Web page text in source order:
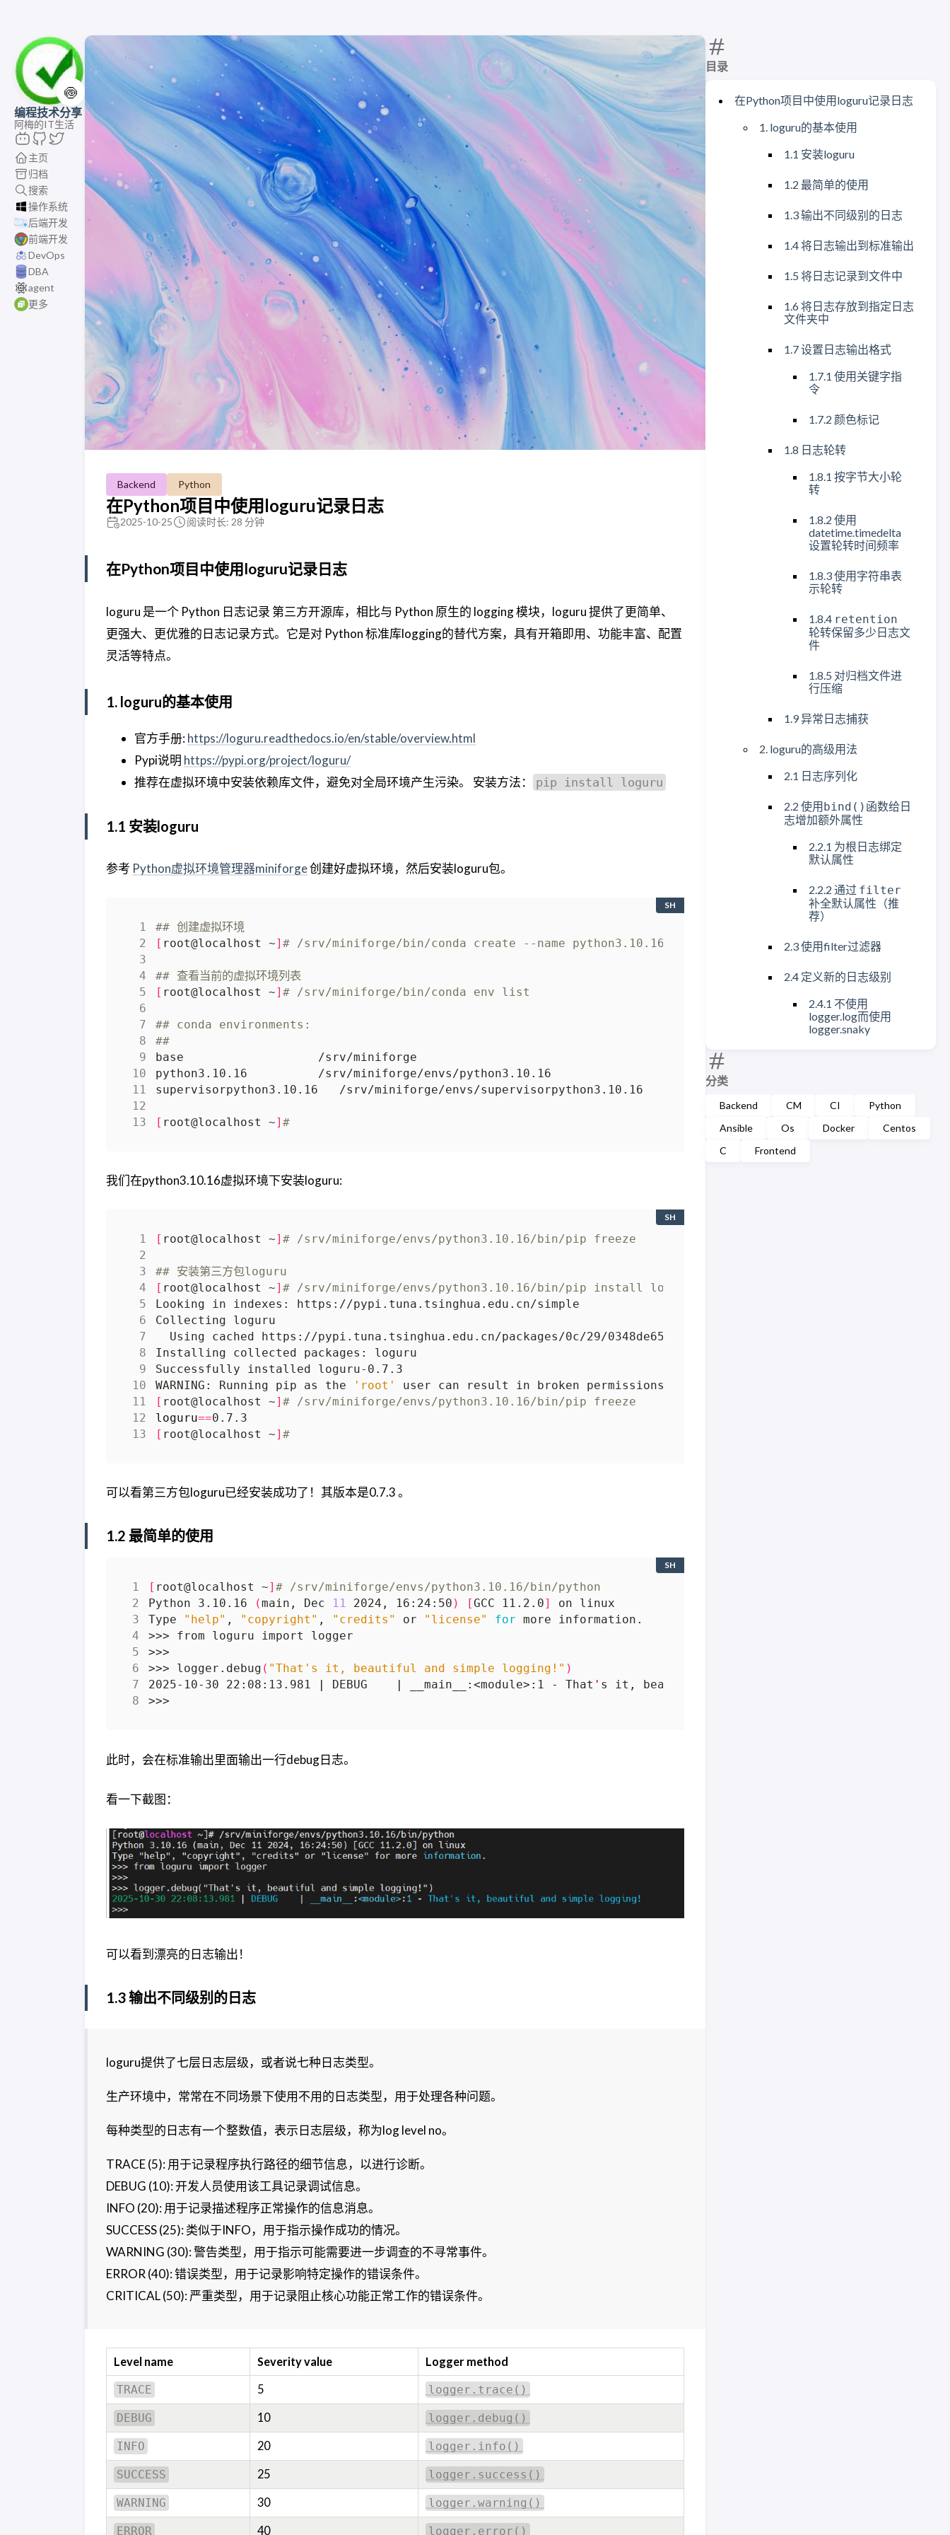
🍥
编程技术分享
阿梅的IT生活
主页
归档
搜索
操作系统
后端开发
前端开发
DevOps
DBA
agent
更多
目录
在Python项目中使用loguru记录日志
1. loguru的基本使用
1.1 安装loguru
1.2 最简单的使用
1.3 输出不同级别的日志
1.4 将日志输出到标准输出
1.5 将日志记录到文件中
1.6 将日志存放到指定日志
文件夹中
1.7 设置日志输出格式
1.7.1 使用关键字指
令
1.7.2 颜色标记
1.8 日志轮转
1.8.1 按字节大小轮
转
1.8.2 使用
datetime.timedelta
设置轮转时间频率
1.8.3 使用字符串表
示轮转
1.8.4 retention
轮转保留多少日志文
件
1.8.5 对归档文件进
行压缩
1.9 异常日志捕获
2. loguru的高级用法
2.1 日志序列化
2.2 使用bind() 函数给日
志增加额外属性
2.2.1 为根日志绑定
默认属性
2.2.2 通过 filter
补全默认属性（推
荐）
2.3 使用filter过滤器
2.4 定义新的日志级别
2.4.1 不使用
logger.log而使用
logger.snaky
分类
Backend CM CI
Python
Ansible
Os Docker
Centos
C
Frontend
Backend Python
在Python项目中使用loguru记录日志
2025-10-25 阅读时长: 28 分钟
在Python项目中使用loguru记录日志
loguru 是一个 Python 日志记录 第三方开源库，相比与 Python 原生的 logging 模块，loguru 提供了更简单、
更强大、更优雅的日志记录方式。它是对 Python 标准库logging的替代方案，具有开箱即用、功能丰富、配置
灵活等特点。
1. loguru的基本使用
官方手册:https://loguru.readthedocs.io/en/stable/overview.html
Pypi说明 https://pypi.org/project/loguru/
推荐在虚拟环境中安装依赖库文件，避免对全局环境产生污染。 安装方法：
pip install loguru
1.1 安装loguru
参考 Python虚拟环境管理器miniforge创建好虚拟环境，然后安装loguru包。
## 创建虚拟环境
[ root@localhost ~] # /srv/miniforge/bin/conda create --name python3.10.16 python=3.10.16
## 查看当前的虚拟环境列表
[ root@localhost ~] # /srv/miniforge/bin/conda env list
## conda environments:
##
[ root@localhost ~] #
SH
我们在python3.10.16虚拟环境下安装loguru:
[ root@localhost ~] # /srv/miniforge/envs/python3.10.16/bin/pip freeze
## 安装第三方包loguru
[ root@localhost ~] # /srv/miniforge/envs/python3.10.16/bin/pip install loguru
Using cached https://pypi.tuna.tsinghua.edu.cn/packages/0c/29/
WARNING: Running pip as the
'root'
user can result in broken permissions and conflicting behaviour with the
[ root@localhost ~] # /srv/miniforge/envs/python3.10.16/bin/pip freeze
loguru==
[ root@localhost ~] #
SH
可以看第三方包loguru已经安装成功了！其版本是0.7.3 。
1.2 最简单的使用
[ root@localhost ~] # /srv/miniforge/envs/python3.10.16/bin/python
Python 3.10.16
(main, Dec 11 2024, 16:24:50 ) [GCC 11.2.0]
Type
"help" , "copyright" , "credits" or "license" for
>>> logger.debug ( "That's it, beautiful and simple logging!" )
2025-10-30 22:08:13.981
DEBUG __main__:<module>:1 - That '
SH
此时，会在标准输出里面输出一行debug日志。
看一下截图：
可以看到漂亮的日志输出！
1.3 输出不同级别的日志
loguru提供了七层日志层级，或者说七种日志类型。
生产环境中，常常在不同场景下使用不用的日志类型，用于处理各种问题。
每种类型的日志有一个整数值，表示日志层级，称为log level no。
TRACE (5): 用于记录程序执行路径的细节信息，以进行诊断。
DEBUG (10): 开发人员使用该工具记录调试信息。
INFO (20): 用于记录描述程序正常操作的信息消息。
SUCCESS (25): 类似于INFO，用于指示操作成功的情况。
WARNING (30): 警告类型，用于指示可能需要进一步调查的不寻常事件。
ERROR (40): 错误类型，用于记录影响特定操作的错误条件。
CRITICAL (50): 严重类型，用于记录阻止核心功能正常工作的错误条件。
Level name Severity value Logger method
TRACE 5 logger.trace()
DEBUG 10 logger.debug()
INFO 20 logger.info()
SUCCESS 25 logger.success()
WARNING 30 logger.warning()
ERROR 40 logger.error()